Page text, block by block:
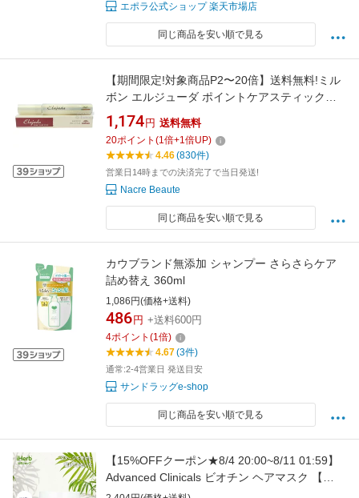
エポラ公式ショップ 楽天市場店
同じ商品を安い順で見る
【期間限定!対象商品P2〜20倍】送料無料!ミル
ボン エルジューダ ポイントケアスティック
15g定形外郵便発送 ■【8/7 15:00〜8/11 1:59】
【お買い物マラソン】
1,174 円 送料無料
20ポイント (1倍+1倍UP)
4.46(830件)
営業日14時までの決済完了で当日発送!
Nacre Beaute
同じ商品を安い順で見る
カウブランド無添加 シャンプー さらさらケア
詰め替え 360ml
1,086円(価格+送料)
486 円 +送料600円
4ポイント (1倍)
4.67(3件)
通常:2-4営業日 発送目安
サンドラッグe-shop
同じ商品を安い順で見る
【15%OFFクーポン★8/4 20:00~8/11 01:59】
Advanced Clinicals ビオチン ヘアマスク 【
iHerb アイハーブ 公式 】 アドバンスドクリニ